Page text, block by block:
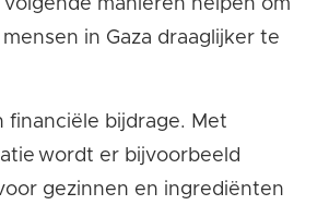
manieren helpen om
in Gaza draaglijker te
financiële bijdrage. Met
wordt er bijvoorbeeld
gezinnen en ingrediënten